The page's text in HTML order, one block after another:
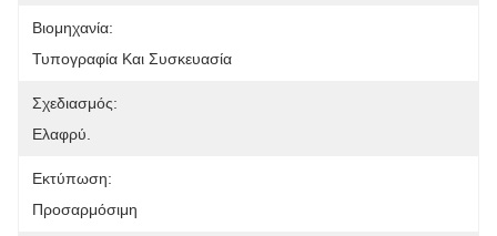
Βιομηχανία:
Τυπογραφία Και Συσκευασία
Σχεδιασμός:
Ελαφρύ.
Εκτύπωση:
Προσαρμόσιμη